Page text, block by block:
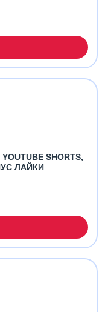
SHORTS,
ЛАЙКИ